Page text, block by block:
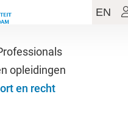
EN
opleidingen
en recht